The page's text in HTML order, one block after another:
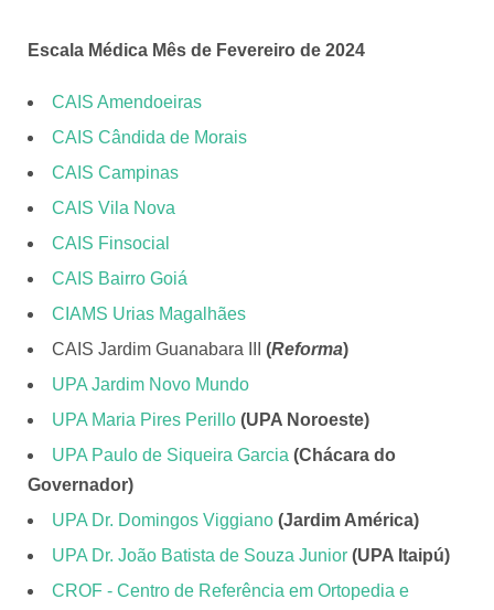
Escala Médica Mês de Fevereiro de 2024
CAIS Amendoeiras
CAIS Cândida de Morais
CAIS Campinas
CAIS Vila Nova
CAIS Finsocial
CAIS Bairro Goiá
CIAMS Urias Magalhães
CAIS Jardim Guanabara III (Reforma)
UPA Jardim Novo Mundo
UPA Maria Pires Perillo (UPA Noroeste)
UPA Paulo de Siqueira Garcia (Chácara do
Governador)
UPA Dr. Domingos Viggiano (Jardim América)
UPA Dr. João Batista de Souza Junior (UPA Itaipú)
CROF - Centro de Referência em Ortopedia e